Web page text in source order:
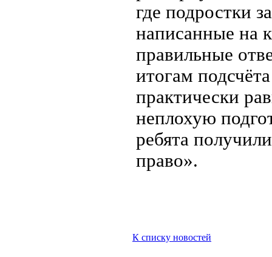
где подростки
написанные на
правильные
итогам
практически
неплохую
ребята
право».
К списку новостей